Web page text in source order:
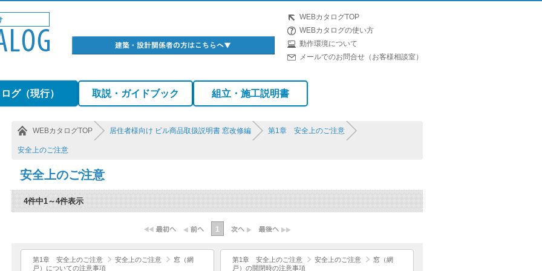
WEBカタログTOP
WEBカタログの使い方
動作環境について
メールでのお問合せ（お客様相談室）
グ（現行） 取説・ガイドブック 組立・施工説明書
WEBカタログTOP 居住者様向け ビル商品取扱説明書 窓改修編 第1章 安全上のご注意
安全上のご注意
安全上のご注意
4件中1～4件表示
1
第1章 安全上のご注意 安全上のご注意
窓（網
戸）についての注意事項
第1章 安全上のご注意 安全上のご注意
窓（網
戸）の開閉時の注意事項